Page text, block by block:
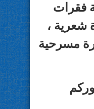
فقرات
شعرية ،
مسرحية